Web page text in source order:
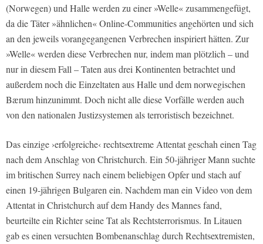
(Norwegen) und Halle werden zu einer »Welle« zusammengefügt,
da die Täter »ähnlichen« Online-Communities angehörten und sich
an den jeweils vorangegangenen Verbrechen inspiriert hätten. Zur
»Welle« werden diese Verbrechen nur, indem man plötzlich – und
nur in diesem Fall – Taten aus drei Kontinenten betrachtet und
außerdem noch die Einzeltaten aus Halle und dem norwegischen
Bærum hinzunimmt. Doch nicht alle diese Vorfälle werden auch
von den nationalen Justizsystemen als terroristisch bezeichnet.
Das einzige ›erfolgreiche‹ rechtsextreme Attentat geschah einen Tag
nach dem Anschlag von Christchurch. Ein 50-jähriger Mann suchte
im britischen Surrey nach einem beliebigen Opfer und stach auf
einen 19-jährigen Bulgaren ein. Nachdem man ein Video von dem
Attentat in Christchurch auf dem Handy des Mannes fand,
beurteilte ein Richter seine Tat als Rechtsterrorismus. In Litauen
gab es einen versuchten Bombenanschlag durch Rechtsextremisten,